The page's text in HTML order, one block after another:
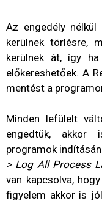
Az engedély
kerülnek törlésre,
kerülnek át, így
előkereshetőek. A
mentést a
Minden lefülelt
engedtük, akkor
programok
> Log All Process
van kapcsolva,
figyelem akkor is